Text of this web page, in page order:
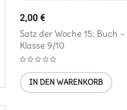
2,00€
Satz der Woche 15: Buch –
Klasse 9/10
IN DEN WARENKORB